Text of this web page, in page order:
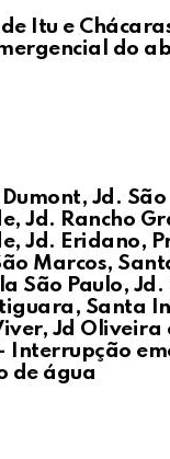
Itu e
do
Jd.
Jd. Rancho
Jd. Eridano,
Marcos,
São Paulo, Jd.
Santa
Jd Oliveira
Interrupção
de água